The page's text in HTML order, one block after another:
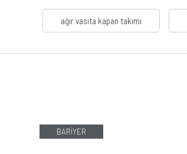
ağır vasıta kapan takımı
BARİYER